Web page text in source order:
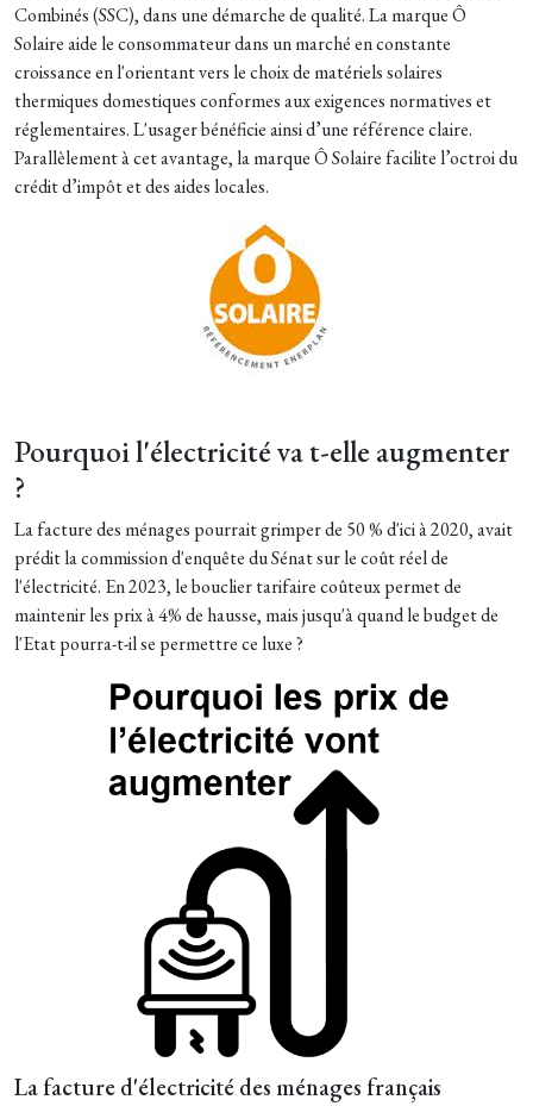
Combinés (SSC), dans une démarche de qualité. La marque Ô
Solaire aide le consommateur dans un marché en constante
croissance en l'orientant vers le choix de matériels solaires
thermiques domestiques conformes aux exigences normatives et
réglementaires. L'usager bénéficie ainsi d’une référence claire.
Parallèlement à cet avantage, la marque Ô Solaire facilite l’octroi du
crédit d’impôt et des aides locales.
Pourquoi l'électricité va t-elle augmenter
?
La facture des ménages pourrait grimper de 50 % d'ici à 2020, avait
prédit la commission d'enquête du Sénat sur le coût réel de
l'électricité. En 2023, le bouclier tarifaire coûteux permet de
maintenir les prix à 4% de hausse, mais jusqu'à quand le budget de
l'Etat pourra-t-il se permettre ce luxe ?
La facture d'électricité des ménages français